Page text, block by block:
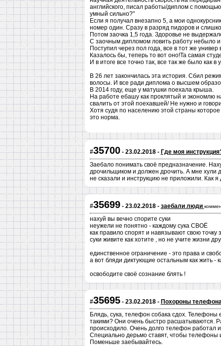
английского, писал работы/диплом с
умный сильно?"
Если я получал внезапно 5, а мои
номер один. Сразу в разряд пидоров и
Потом заочка 1,5 года. Здоровье не
C заочным дипломом ловить работу небыло
Поступил через пол года, все в тот же
Казалось бы, теперь то вот оно!Та самая
И в итоге все точно так, все так же было как в
В 26 лет закончилась эта история. Сбил
волосы. И все ради диплома о высшем
В 2014 году, еще у матушки поехала крыша.
На работе ебашу как проклятый и экономлю
свалить от этой поехавшей/ Не нужно и
Хотя судя по населению этой страны
это норма.
#35700- 23.02.2018 - Где моя
Заебало понимать своё предназначение.
дрочильщиком и должен дрочить. А мне хули
не сказали и инструкцию не приложили. Как
#35699- 23.02.2018 - заебали люди
нахуй вы вечно спорите суки
неужели не понятно - каждому сука СВОЁ
как правило спорят и навязывают свою
суки живите как хотите , но не учите жизни
единственное ограничение - это права и
а вот бляди диктующие остальным как жить -
освободите своё сознание блять !
#35695- 23.02.2018 - Похороны
Блядь, сука, телефон собака сдох.
такими? Они очень быстро расшатываются.
происходило. Очень долго телефон работал
Специально дерьмо ставят, чтобы телефоны
Поменьше заебывайтесь.